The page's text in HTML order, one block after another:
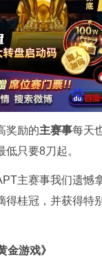
奖励的主赛事每天
低只要8刀起。
主赛事我们遗憾
得桂冠，并获得特
金游戏》